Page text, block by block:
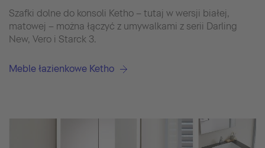
Szafki dolne do konsoli Ketho – tutaj w wersji białej,
matowej – można łączyć z umywalkami z serii Darling
New, Vero i Starck 3.
Meble łazienkowe Ketho